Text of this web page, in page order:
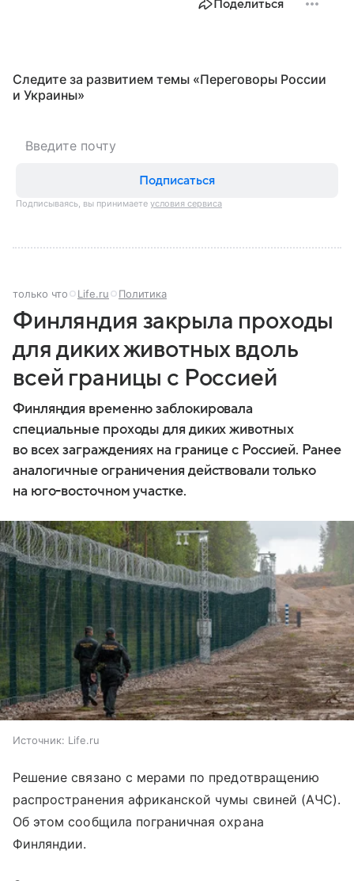
Поделиться
Следите за развитием темы «Переговоры России
и Украины⁠»
Подписаться
Подписываясь, вы принимаете условия сервиса
только что Life.ru Политика
Финляндия закрыла проходы
для диких животных вдоль
всей границы с Россией
Финляндия временно заблокировала
специальные проходы для диких животных
во всех заграждениях на границе с Россией. Ранее
аналогичные ограничения действовали только
на юго-восточном участке.
Источник: Life.ru
Решение связано с мерами по предотвращению
распространения африканской чумы свиней (АЧС).
Об этом сообщила пограничная охрана
Финляндии.